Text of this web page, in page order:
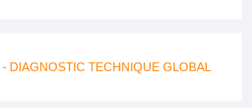
- DIAGNOSTIC TECHNIQUE GLOBAL